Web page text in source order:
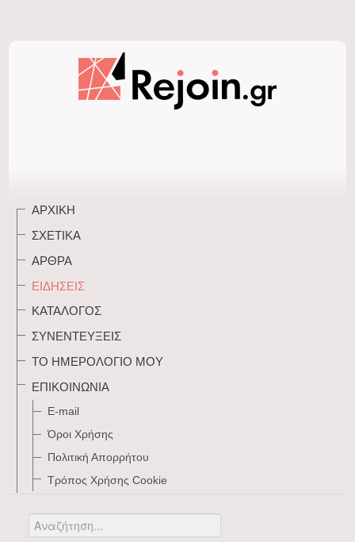
ΑΡΧΙΚΉ
ΣΧΕΤΙΚΆ
ΆΡΘΡΑ
ΕΙΔΉΣΕΙΣ
ΚΑΤΆΛΟΓΟΣ
ΣΥΝΕΝΤΕΎΞΕΙΣ
ΤΟ ΗΜΕΡΟΛΌΓΙΌ ΜΟΥ
ΕΠΙΚΟΙΝΩΝΊΑ
E-mail
Όροι Χρήσης
Πολιτική Απορρήτου
Τρόπος Xρήσης Cookie
Αναζήτηση...